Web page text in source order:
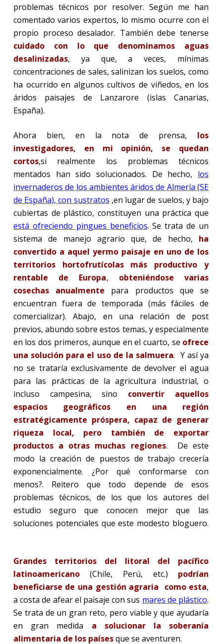
problemas técnicos por resolver. Según me han
comentado varios expertos, lo mismo ocurre con el
propio proceso desalador. También debe tenerse
cuidado con lo que denominamos aguas
desalinizadas, ya que, a veces, mínimas
concentraciones de sales, salinizan los suelos, como
ha ocurrido en algunos cultivos de viñedos, en los
áridos paisajes de Lanzarore (islas Canarias,
España).
Ahora bien, en la nota de prensa, los
investigadores, en mi opinión, se quedan
cortos,si realmente los problemas técnicos
mentados han sido solucionados. De hecho, los
invernaderos de los ambientes áridos de Almería (SE
de España), con sustratos ,en lugar de suelos, y bajo
cubiertas de plástico, constituyen una práctica que
está ofreciendo pingues beneficios. Se trata de un
sistema de manejo agrario que, de hecho, ha
convertido a aquel yermo paisaje en uno de los
territorios hortofrutícolas más productivo y
rentable de Europa, obteniéndose varias
cosechas anualmente para productos que se
encuentran fuera de temporada (más fáciles de
comercializar). Abajo, en una relación de post
previos, abundo sobre estos temas, y especialmente
en los dos primeros, aunque en el cuarto, se ofrece
una solución para el uso de la salmuera. Y así ya
no se trataría exclusivamente de devolver el agua
para las prácticas de la agricultura industrial, o
incluso campesina, sino convertir aquellos
espacios geográficos en una región
estratégicamente próspera, capaz de generar
riqueza local, pero también de exportar
productos a otras muchas regiones.
De este
modo la creación de puestos de trabajo crecería
exponencialmente. ¿Por qué conformarse con
menos?. Reitero que todo depende de esos
problemas técnicos, de los que los autores del
estudio seguro que conocen mejor que las
soluciones potenciales que este modesto bloguero.
Grandes territorios del litoral del pacífico
latinoamericano(Chile, Perú, etc.) podrían
beneficiarse de una gestión agraria como esta,
a costa de afear el paisaje con sus mares de plástico.
Se trata de un gran reto, pero viable y que ayudaría
en gran medida a
solucionar la soberanía
alimentaria de los paísesque se aventuren.